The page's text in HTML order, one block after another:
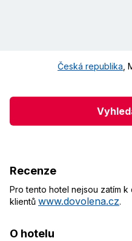
Česká republika
Recenze
Pro tento hotel nejsou zatím
klientů www.dovolena.cz.
O hotelu